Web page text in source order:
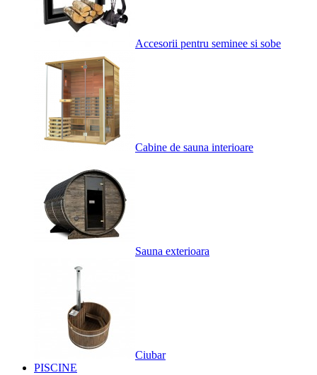
Accesorii pentru seminee si sobe
Cabine de sauna interioare
Sauna exterioara
Ciubar
PISCINE